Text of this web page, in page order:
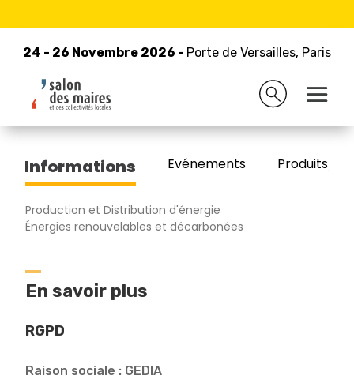
24 - 26 Novembre 2026 - Porte de Versailles, Paris
24 - 26 Novembre 2026 - Porte de Versailles, Paris
Retour à la liste des exposants
GROUPE GEDIA
Informations Evénements Produits/
Production et Distribution d'énergie
Énergies renouvelables et décarbonées
En savoir plus
RGPD
Raison sociale : GEDIA